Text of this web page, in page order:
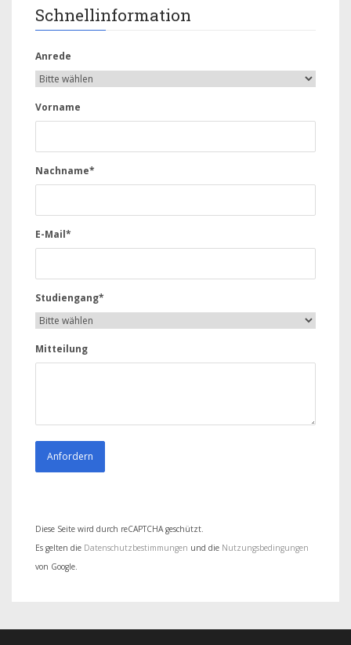
Schnellinformation
Anrede
Vorname
Nachname*
E-Mail*
Studiengang*
Mitteilung
Diese Seite wird durch reCAPTCHA geschützt.
Es gelten die Datenschutzbestimmungen und die Nutzungsbedingungen
von Google.